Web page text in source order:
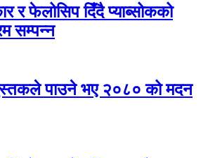
र फेलोसिप दिँदै प्याब्सोकको
सम्पन्न
पाउने भए २०८० को मदन